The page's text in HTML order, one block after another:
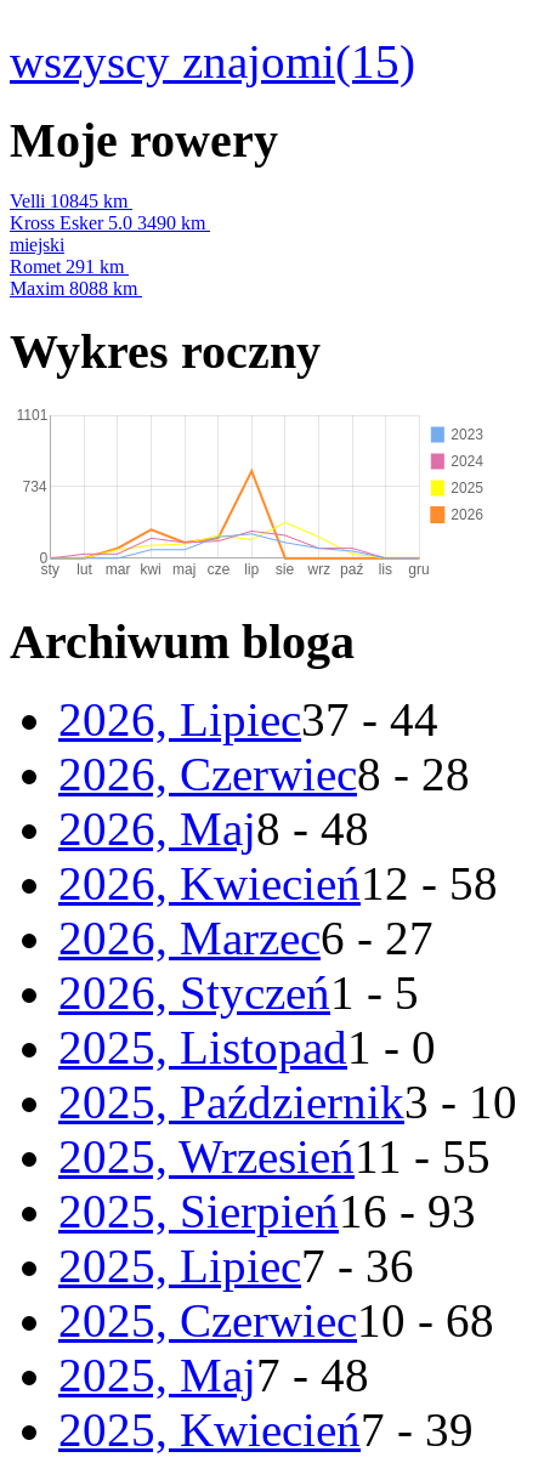
wszyscy znajomi(15)
Moje rowery
Velli 10845 km
Kross Esker 5.0 3490 km
miejski
Romet 291 km
Maxim 8088 km
Wykres roczny
Archiwum bloga
2026, Lipiec37 - 44
2026, Czerwiec8 - 28
2026, Maj8 - 48
2026, Kwiecień12 - 58
2026, Marzec6 - 27
2026, Styczeń1 - 5
2025, Listopad1 - 0
2025, Październik3 - 10
2025, Wrzesień11 - 55
2025, Sierpień16 - 93
2025, Lipiec7 - 36
2025, Czerwiec10 - 68
2025, Maj7 - 48
2025, Kwiecień7 - 39